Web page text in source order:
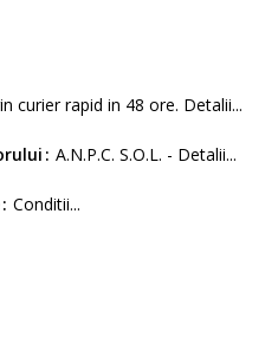
curier rapid in 48 ore. Detalii...
A.N.P.C. S.O.L. - Detalii...
Conditii...